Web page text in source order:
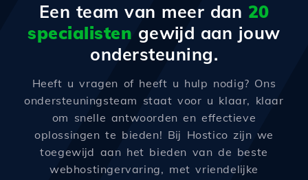
Een team van meer dan 20
specialisten gewijd aan jouw
ondersteuning.
Heeft u vragen of heeft u hulp nodig? Ons
ondersteuningsteam staat voor u klaar, klaar
om snelle antwoorden en effectieve
oplossingen te bieden! Bij Hostico zijn we
toegewijd aan het bieden van de beste
webhostingervaring, met vriendelijke